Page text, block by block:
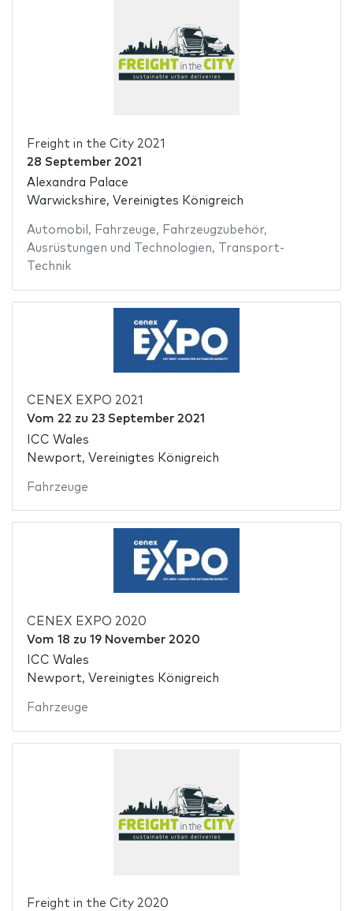
Freight in the City 2021
28 September 2021
Alexandra Palace
Warwickshire, Vereinigtes Königreich
Automobil , Fahrzeuge, Fahrzeugzubehör,
Ausrüstungen und Technologien,
Transport-
Technik
CENEX EXPO 2021
Vom 22 zu 23 September 2021
ICC Wales
Newport, Vereinigtes Königreich
Fahrzeuge
CENEX EXPO 2020
Vom 18 zu 19 November 2020
ICC Wales
Newport, Vereinigtes Königreich
Fahrzeuge
Freight in the City 2020